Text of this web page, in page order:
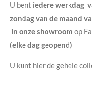
U bent iedere werkdag
zondag van de maand
in onze showroom op
(elke dag geopend)
U kunt hier de gehele